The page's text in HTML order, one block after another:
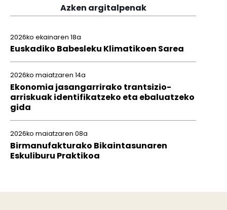
Azken argitalpenak
2026ko ekainaren 18a
Euskadiko Babesleku Klimatikoen Sarea
2026ko maiatzaren 14a
Ekonomia jasangarrirako trantsizio-
arriskuak identifikatzeko eta ebaluatzeko
gida
2026ko maiatzaren 08a
Birmanufakturako Bikaintasunaren
Eskuliburu Praktikoa